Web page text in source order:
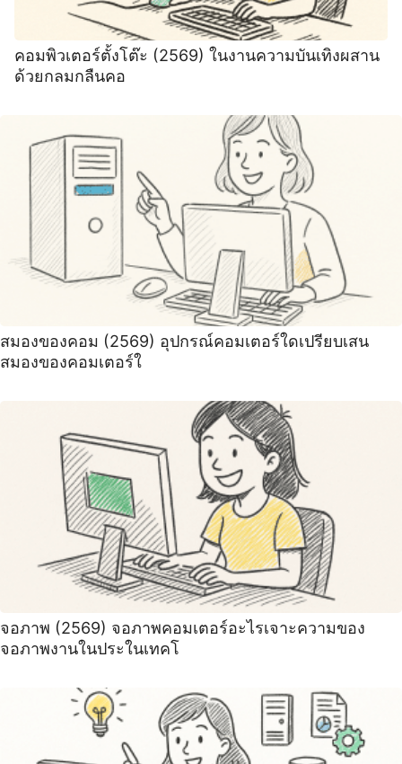
คอมพิวเตอร์ตั้งโต๊ะ (2569) ในงานความบันเทิงผสาน
ด้วยกลมกลืนคอ
สมองของคอม (2569) อุปกรณ์คอมเตอร์ใดเปรียบเสน
สมองของคอมเตอร์ใ
จอภาพ (2569) จอภาพคอมเตอร์อะไรเจาะความของ
จอภาพงานในประในเทคโ